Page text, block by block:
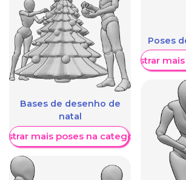
Bases de desenho de
natal
mais poses na categoria
Poses
Mostrar